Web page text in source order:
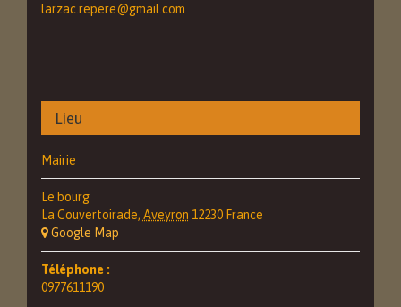
larzac.repere@gmail.com
Lieu
Mairie
Le bourg
La Couvertoirade, Aveyron 12230 France
+ Google Map
Téléphone :
0977611190